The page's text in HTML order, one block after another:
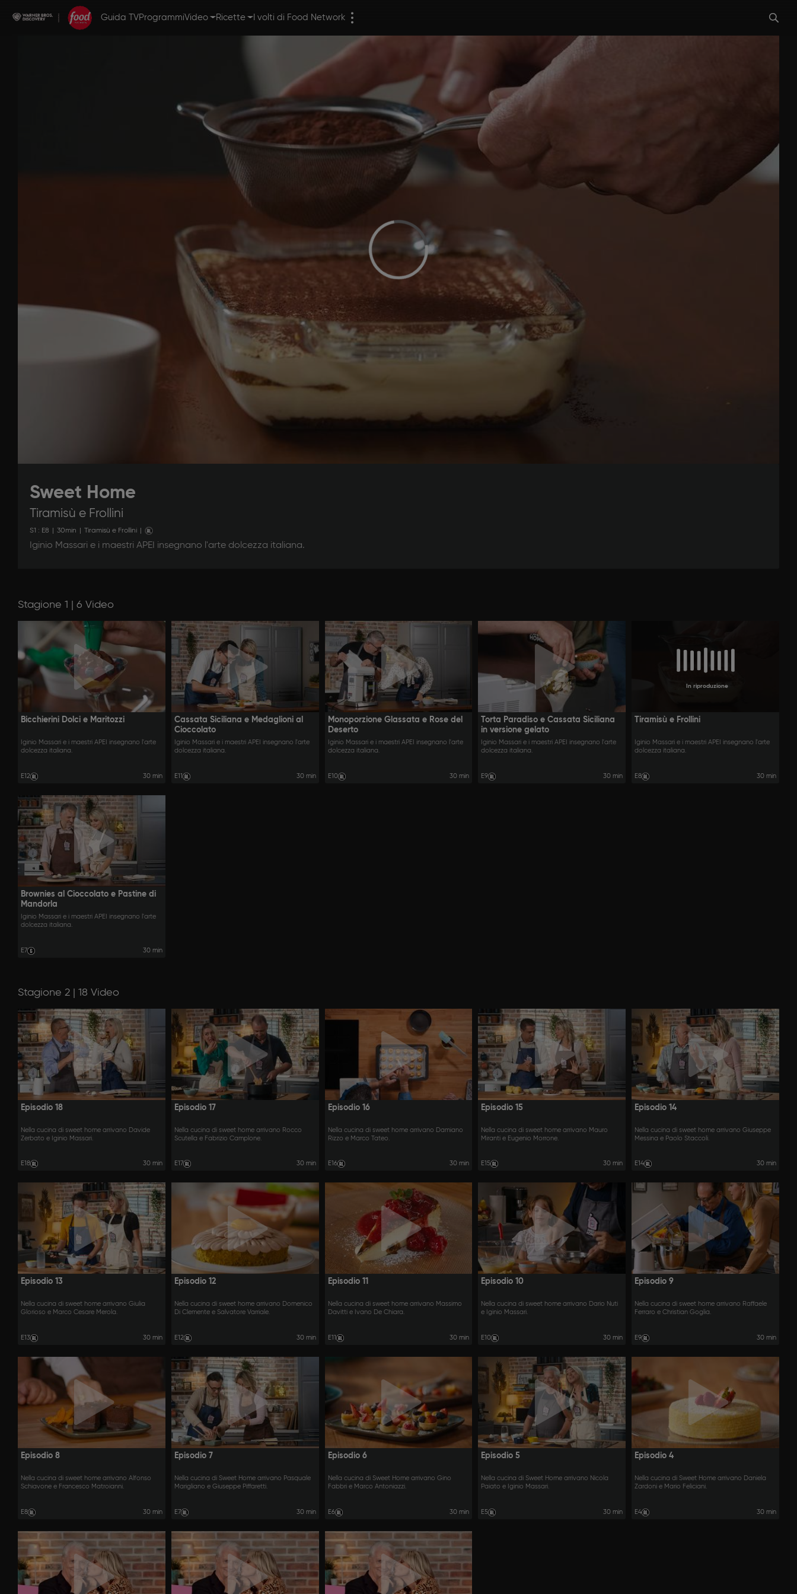
Guida TVProgrammiVideo Ricette I volti di Food Network
Sweet Home
Tiramisù e Frollini
S1 : E8 30min Tiramisù e Frollini
Iginio Massari e i maestri APEI insegnano l'arte dolcezza italiana.
Stagione 1 | 6 Video
Bicchierini Dolci e Maritozzi
Iginio Massari e i maestri APEI insegnano l'arte
dolcezza italiana.
E12 30 min
Cassata Siciliana e Medaglioni al
Cioccolato
Iginio Massari e i maestri APEI insegnano l'arte
dolcezza italiana.
E11 30 min
Monoporzione Glassata e Rose del
Deserto
Iginio Massari e i maestri APEI insegnano l'arte
dolcezza italiana.
E10 30 min
Torta Paradiso e Cassata Siciliana
in versione gelato
Iginio Massari e i maestri APEI insegnano l'arte
dolcezza italiana.
E9 30 min
In riproduzione
Tiramisù e Frollini
Iginio Massari e i maestri APEI insegnano l'arte
dolcezza italiana.
E8 30 min
Brownies al Cioccolato e Pastine di
Mandorla
Iginio Massari e i maestri APEI insegnano l'arte
dolcezza italiana.
E7 30 min
Stagione 2 | 18 Video
Episodio 18
Nella cucina di sweet home arrivano Davide
Zerbato e Iginio Massari.
E18 30 min
Episodio 17
Nella cucina di sweet home arrivano Rocco
Scutella e Fabrizio Camplone.
E17 30 min
Episodio 16
Nella cucina di sweet home arrivano Damiano
Rizzo e Marco Tateo.
E16 30 min
Episodio 15
Nella cucina di sweet home arrivano Mauro
Miranti e Eugenio Morrone.
E15 30 min
Episodio 14
Nella cucina di sweet home arrivano Giuseppe
Messina e Paolo Staccoli.
E14 30 min
Episodio 13
Nella cucina di sweet home arrivano Giulia
Glorioso e Marco Cesare Merola.
E13 30 min
Episodio 12
Nella cucina di sweet home arrivano Domenico
Di Clemente e Salvatore Varriale.
E12 30 min
Episodio 11
Nella cucina di sweet home arrivano Massimo
Davitti e Ivano De Chiara.
E11 30 min
Episodio 10
Nella cucina di sweet home arrivano Dario Nuti
e Iginio Massari.
E10 30 min
Episodio 9
Nella cucina di sweet home arrivano Raffaele
Ferraro e Christian Goglia.
E9 30 min
Episodio 8
Nella cucina di sweet home arrivano Alfonso
Schiavone e Francesco Matroianni.
E8 30 min
Episodio 7
Nella cucina di Sweet Home arrivano Pasquale
Marigliano e Giuseppe Piffaretti.
E7 30 min
Episodio 6
Nella cucina di Sweet Home arrivano Gino
Fabbri e Marco Antoniazzi.
E6 30 min
Episodio 5
Nella cucina di Sweet Home arrivano Nicola
Paiato e Iginio Massari.
E5 30 min
Episodio 4
Nella cucina di Sweet Home arrivano Daniela
Zardoni e Mario Feliciani.
E4 30 min